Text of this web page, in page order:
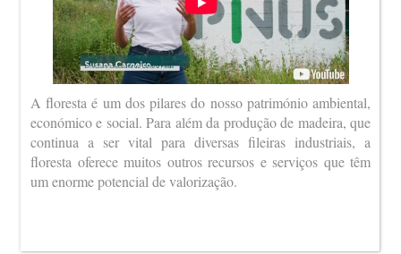
A floresta é um dos pilares do nosso património ambiental,
económico e social. Para além da produção de madeira, que
continua a ser vital para diversas fileiras industriais, a
floresta oferece muitos outros recursos e serviços que têm
um enorme potencial de valorização.